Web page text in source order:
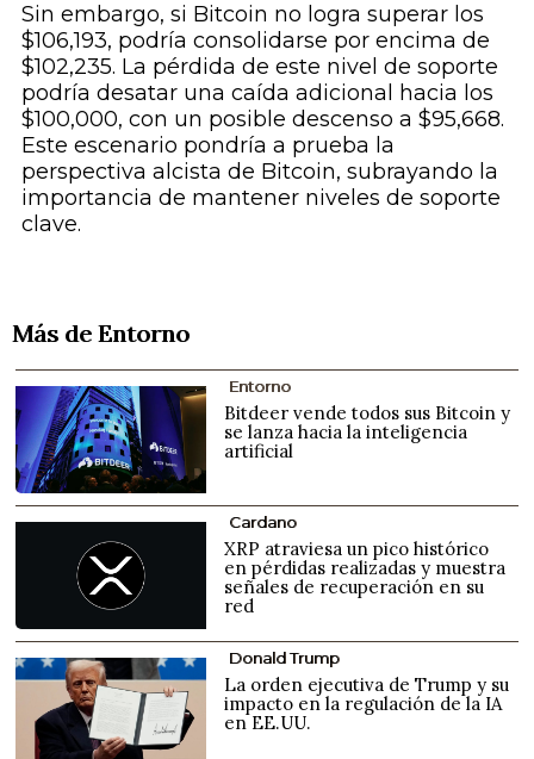
Sin embargo, si Bitcoin no logra superar los
$106,193, podría consolidarse por encima de
$102,235. La pérdida de este nivel de soporte
podría desatar una caída adicional hacia los
$100,000, con un posible descenso a $95,668.
Este escenario pondría a prueba la
perspectiva alcista de Bitcoin, subrayando la
importancia de mantener niveles de soporte
clave.
Más de Entorno
Entorno
Bitdeer vende todos sus Bitcoin y
se lanza hacia la inteligencia
artificial
Cardano
XRP atraviesa un pico histórico
en pérdidas realizadas y muestra
señales de recuperación en su
red
Donald Trump
La orden ejecutiva de Trump y su
impacto en la regulación de la IA
en EE.UU.